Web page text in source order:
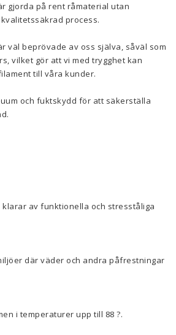
gjorda på rent råmaterial utan
process.
väl beprövade av oss själva, såväl som
vilket gör att vi med trygghet kan
till våra kunder.
och fuktskydd för att säkerställa
klarar av funktionella och stresståliga
där väder och andra påfrestningar
i temperaturer upp till 88 ?.